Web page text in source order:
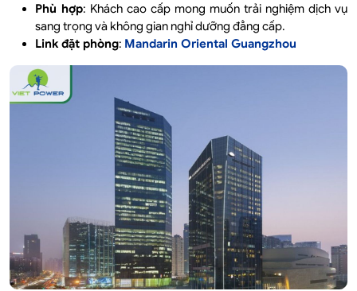
Phù hợp: Khách cao cấp mong muốn trải nghiệm dịch vụ
sang trọng và không gian nghỉ dưỡng đẳng cấp.
Link đặt phòng: Mandarin Oriental Guangzhou